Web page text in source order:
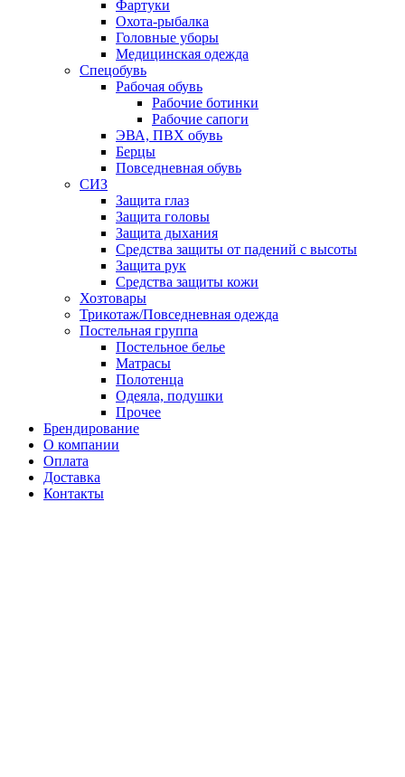
Фартуки
Охота-рыбалка
Головные уборы
Медицинская одежда
Спецобувь
Рабочая обувь
Рабочие ботинки
Рабочие сапоги
ЭВА, ПВХ обувь
Берцы
Повседневная обувь
СИЗ
Защита глаз
Защита головы
Защита дыхания
Средства защиты от падений с высоты
Защита рук
Средства защиты кожи
Хозтовары
Трикотаж/Повседневная одежда
Постельная группа
Постельное белье
Матрасы
Полотенца
Одеяла, подушки
Прочее
Брендирование
О компании
Оплата
Доставка
Контакты